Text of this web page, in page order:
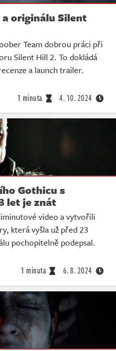
originálu Silent
Team dobrou práci při
Silent Hill 2. To dokládá
a launch trailer.
1 minuta 4. 10. 2024
Gothicu s
let je znát
video a vytvořili
která vyšla už před 23
pochopitelně podepsal.
1 minuta 6. 8. 2024